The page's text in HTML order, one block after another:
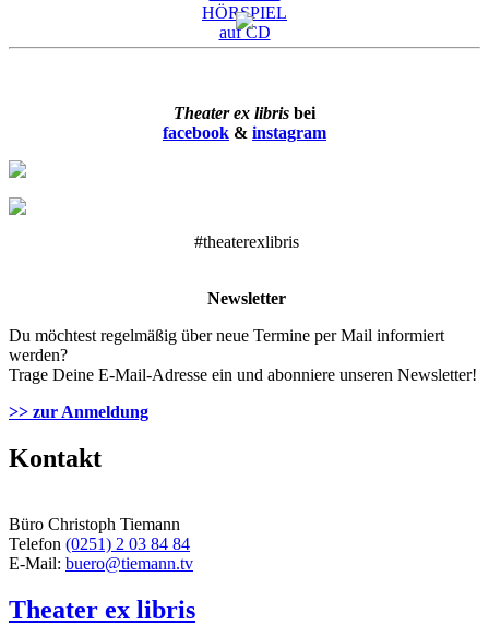
Theater ex libris bei
facebook & instagram
#theaterexlibris
Newsletter
Du möchtest regelmäßig über neue Termine per Mail informiert
werden?
Trage Deine E-Mail-Adresse ein und abonniere unseren Newsletter!
>> zur Anmeldung
Kontakt
Büro Christoph Tiemann
Telefon (0251) 2 03 84 84
E-Mail: buero@tiemann.tv
Theater ex libris